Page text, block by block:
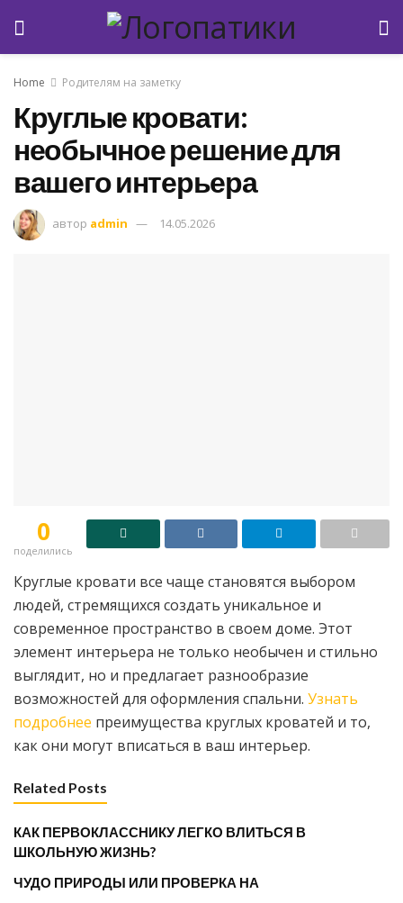
Home Родителям на заметку
Круглые кровати:
необычное решение для
вашего интерьера
автор admin 14.05.2026
0
поделились
Круглые кровати все чаще становятся выбором
людей, стремящихся создать уникальное и
современное пространство в своем доме. Этот
элемент интерьера не только необычен и стильно
выглядит, но и предлагает разнообразие
возможностей для оформления спальни. Узнать
подробнее преимущества круглых кроватей и то,
как они могут вписаться в ваш интерьер.
Related Posts
КАК ПЕРВОКЛАССНИКУ ЛЕГКО ВЛИТЬСЯ В
ШКОЛЬНУЮ ЖИЗНЬ?
ЧУДО ПРИРОДЫ ИЛИ ПРОВЕРКА НА